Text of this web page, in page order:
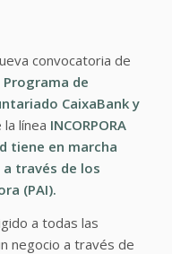
convocatoria de
Programa de
CaixaBanky
línea INCORPORA
tiene en marcha
a través de los
(PAI).
a todas las
negocio a través de